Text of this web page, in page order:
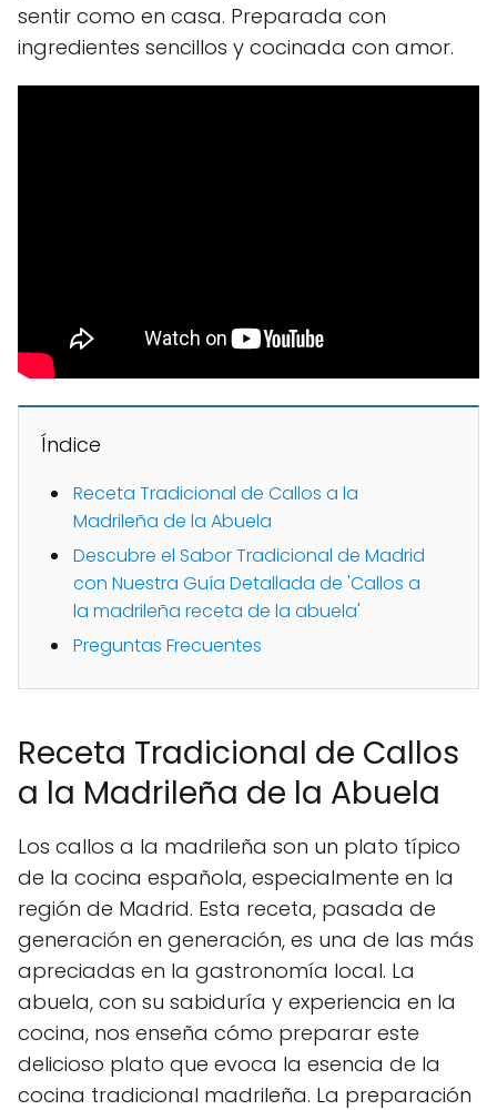
sentir como en casa. Preparada con
ingredientes sencillos y cocinada con amor.
Índice
Receta Tradicional de Callos a la
Madrileña de la Abuela
Descubre el Sabor Tradicional de Madrid
con Nuestra Guía Detallada de 'Callos a
la madrileña receta de la abuela'
Preguntas Frecuentes
Receta Tradicional de Callos
a la Madrileña de la Abuela
Los callos a la madrileña son un plato típico
de la cocina española, especialmente en la
región de Madrid. Esta receta, pasada de
generación en generación, es una de las más
apreciadas en la gastronomía local. La
abuela, con su sabiduría y experiencia en la
cocina, nos enseña cómo preparar este
delicioso plato que evoca la esencia de la
cocina tradicional madrileña. La preparación